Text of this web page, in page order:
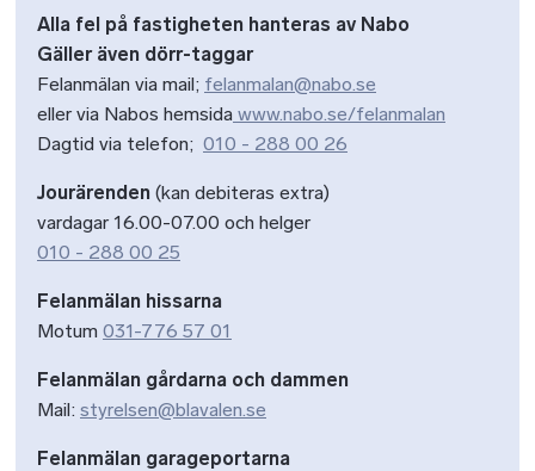
Alla fel på fastigheten hanteras av Nabo
Gäller även dörr-taggar
Felanmälan via mail; felanmalan@nabo.se
eller via Nabos hemsida www.nabo.se/felanmalan
Dagtid via telefon; 010 - 288 00 26
Jourärenden (kan debiteras extra)
vardagar 16.00-07.00 och helger
010 - 288 00 25
Felanmälan hissarna
Motum 031-776 57 01
Felanmälan gårdarna och dammen
Mail: styrelsen@blavalen.se
Felanmälan garageportarna